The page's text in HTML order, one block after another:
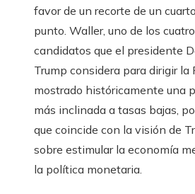
favor de un recorte de un
punto. Waller, uno de los cuatro
candidatos que el presidente
Trump considera para dirigir la
mostrado históricamente una
más inclinada a tasas bajas,
que coincide con la visión de
sobre estimular la economía
la política monetaria.